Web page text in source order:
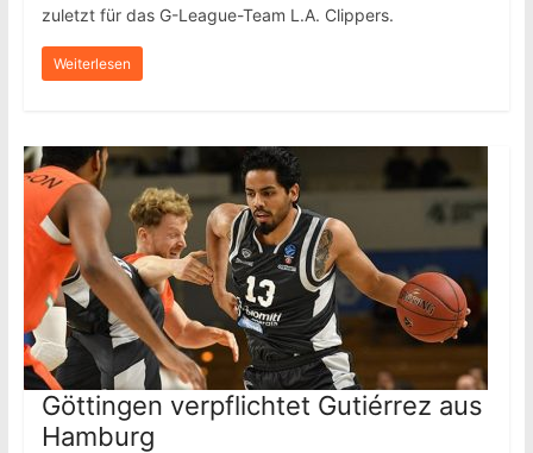
zuletzt für das G-League-Team L.A. Clippers.
Weiterlesen
Göttingen verpflichtet Gutiérrez aus
Hamburg